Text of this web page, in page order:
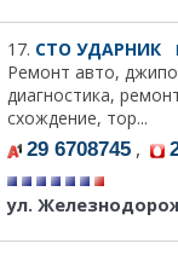
17. СТО УДАРНИК
Ремонт авто,
диагностика,
схождение, тор...
29 6708745 ,
ул.